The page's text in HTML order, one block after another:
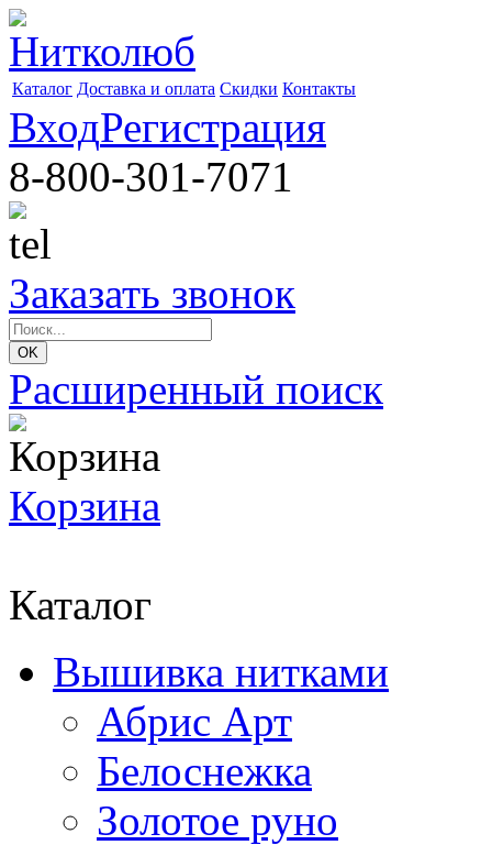
Каталог Доставка и оплата Скидки Контакты
ВходРегистрация
8-800-301-7071
Заказать звонок
Расширенный поиск
Корзина
Каталог
Вышивка нитками
Абрис Арт
Белоснежка
Золотое руно